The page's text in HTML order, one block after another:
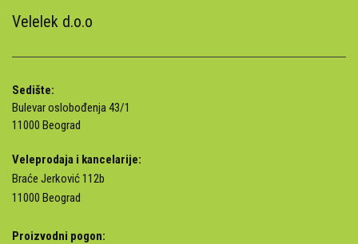
Velelek d.o.o
Sedište:
Bulevar oslobođenja 43/1
11000 Beograd
Veleprodaja i kancelarije:
Braće Jerković 112b
11000 Beograd
Proizvodni pogon: